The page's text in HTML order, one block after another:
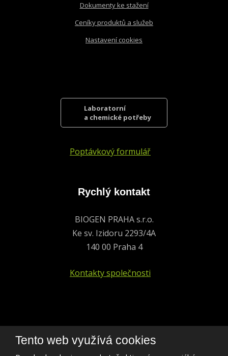
Dokumenty ke stažení
Ceníky produktů a služeb
Nastavení cookies
Laboratorní
a chemické potřeby
Poptávkový formulář
Rychlý kontakt
BIOGEN PRAHA s.r.o.
Ke sv. Izidoru 2293/4A
140 00 Praha 4
Kontakty společnosti
biogen@biogen.cz
Tento web využívá cookies